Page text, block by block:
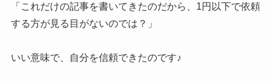
「これだけの記事を書いてきたのだから、1円以下で依頼
する方が見る目がないのでは？」
いい意味で、自分を信頼できたのです♪